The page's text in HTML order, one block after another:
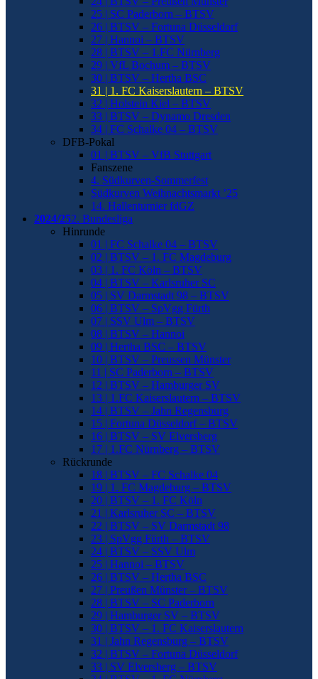
25 | SC Paderborn – BTSV
26 | BTSV – Fortuna Düsseldorf
27 | Hannoi – BTSV
28 | BTSV – 1.FC Nürnberg
29 | VfL Bochum – BTSV
30 | BTSV – Hertha BSC
31 | 1. FC Kaiserslautern – BTSV
32 | Holstein Kiel – BTSV
33 | BTSV – Dynamo Dresden
34 | FC Schalke 04 – BTSV
DFB-Pokal
01 | BTSV – VfB Stuttgart
Fanszene
4. Südkurven-Sommerfest
Südkurven Weihnachtsmarkt ’25
14. Hallenturnier fdGZ
2024/252. Bundesliga
Hinrunde
01 | FC Schalke 04 – BTSV
02 | BTSV – 1. FC Magdeburg
03 | 1. FC Köln – BTSV
04 | BTSV – Karlsruher SC
05 | SV Darmstadt 98 – BTSV
06 | BTSV – SpVgg Fürth
07 | SSV Ulm – BTSV
08 | BTSV – Hannoi
09 | Hertha BSC – BTSV
10 | BTSV – Preussen Münster
11 | SC Paderborn – BTSV
12 | BTSV – Hamburger SV
13 | 1.FC Kaiserslautern – BTSV
14 | BTSV – Jahn Regensburg
15 | Fortuna Düsseldorf – BTSV
16 | BTSV – SV Elversberg
17 | 1.FC Nürnberg – BTSV
Rückrunde
18 | BTSV – FC Schalke 04
19 | 1. FC Magdeburg – BTSV
20 | BTSV – 1. FC Köln
21 | Karlsruher SC – BTSV
22 | BTSV – SV Darmstadt 98
23 | SpVgg Fürth – BTSV
24 | BTSV – SSV Ulm
25 | Hannoi – BTSV
26 | BTSV – Hertha BSC
27 | Preußen Münster – BTSV
28 | BTSV – SC Paderborn
29 | Hamburger SV – BTSV
30 | BTSV – 1. FC Kaiserslautern
31 | Jahn Regensburg – BTSV
32 | BTSV – Fortuna Düsseldorf
33 | SV Elversberg – BTSV